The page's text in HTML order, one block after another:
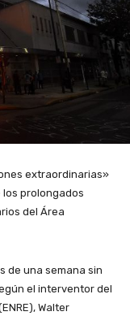
extraordinarias»
los prolongados
del Área
de una semana sin
el interventor del
Walter